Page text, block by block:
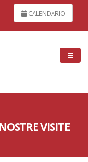
CALENDARIO
VISITE